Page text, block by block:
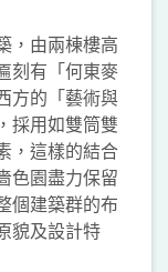
，由兩棟樓高
刻有「何東麥
方的「藝術與
採用如雙筒雙
，這樣的結合
色園盡力保留
個建築群的布
貌及設計特